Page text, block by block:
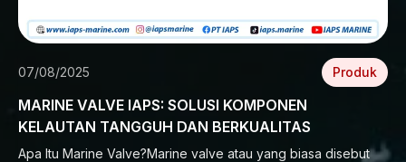
07/08/2025 Produk
MARINE VALVE IAPS: SOLUSI KOMPONEN
KELAUTAN TANGGUH DAN BERKUALITAS
Apa Itu Marine Valve?Marine valve atau yang biasa disebut